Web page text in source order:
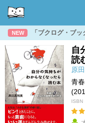
NEW 「ブクログ・ブ
自
読
原
青
ISBN